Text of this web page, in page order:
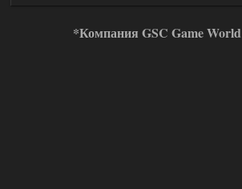
*Компания GSC Game World